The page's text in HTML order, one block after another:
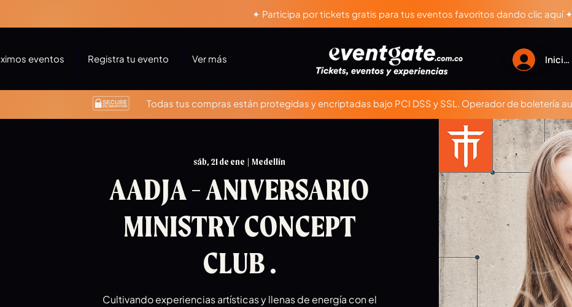
✦ Participa por tickets gratis para tus eventos favoritos dando clic aquí ✦
Iniciar
eventos Registra tu evento Ver más
Todas tus compras están protegidas y encriptadas bajo PCI DSS y SSL. Operador de boletería
sáb, 21 de ene
  |
Medellín
AADJA - ANIVERSARIO
MINISTRY CONCEPT
CLUB .
Cultivando experiencias artísticas y llenas de energía con el